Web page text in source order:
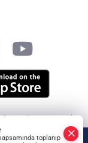
spor, magazin
adresi HaberXR -
2006-2026 Tüm
toplanıp